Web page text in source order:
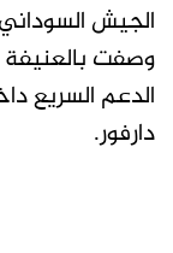
الجيش
وصفت بالعنيفة
الدعم السريع
دارفور.